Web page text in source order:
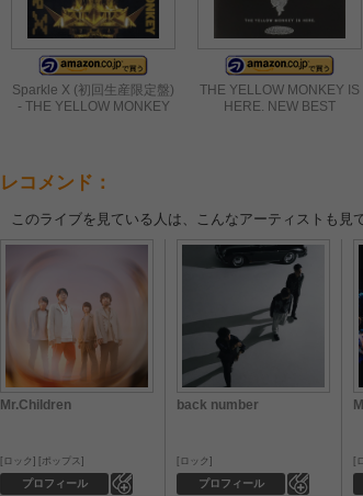
Sparkle X (初回生産限定盤)
- THE YELLOW MONKEY
THE YELLOW MONKEY IS
HERE. NEW BEST
レコメンド：
このライブを見ている人は、こんなアーティストも見
Mr.Children
プロフィール
ロック ポップス
back number
プロフィール
ロック